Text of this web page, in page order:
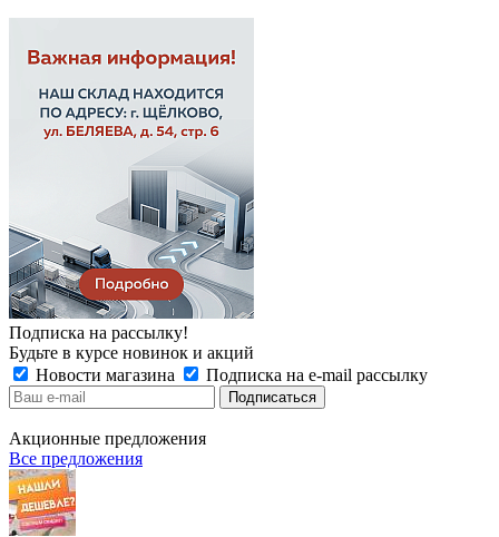
Подписка на рассылку!
Будьте в курсе новинок и акций
Новости магазина
Подписка на e-mail рассылку
Акционные предложения
Все предложения